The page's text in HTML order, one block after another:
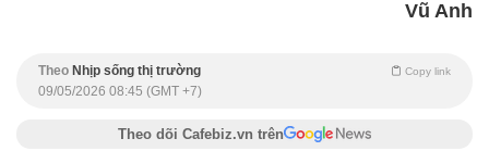
Vũ Anh
Theo Nhịp sống thị trường Copy link
09/05/2026 08:45 (GMT +7)
Theo dõi Cafebiz.vn trên